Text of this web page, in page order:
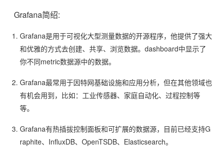
Grafana简绍:
Grafana是用于可视化大型测量数据的开源程序，他提供了强大
和优雅的方式去创建、共享、浏览数据。dashboard中显示了
你不同metric数据源中的数据。
Grafana最常用于因特网基础设施和应用分析，但在其他领域也
有机会用到，比如：工业传感器、家庭自动化、过程控制等
等。
Grafana有热插拔控制面板和可扩展的数据源，目前已经支持G
raphite、InfluxDB、OpenTSDB、Elasticsearch。